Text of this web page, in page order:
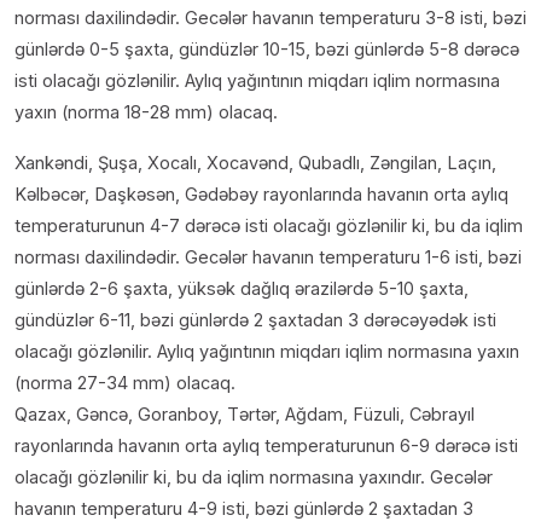
norması daxilindədir. Gecələr havanın temperaturu 3-8 isti, bəzi
günlərdə 0-5 şaxta, gündüzlər 10-15, bəzi günlərdə 5-8 dərəcə
isti olacağı gözlənilir. Aylıq yağıntının miqdarı iqlim normasına
yaxın (norma 18-28 mm) olacaq.
Xankəndi, Şuşa, Xocalı, Xocavənd, Qubadlı, Zəngilan, Laçın,
Kəlbəcər, Daşkəsən, Gədəbəy rayonlarında havanın orta aylıq
temperaturunun 4-7 dərəcə isti olacağı gözlənilir ki, bu da iqlim
norması daxilindədir. Gecələr havanın temperaturu 1-6 isti, bəzi
günlərdə 2-6 şaxta, yüksək dağlıq ərazilərdə 5-10 şaxta,
gündüzlər 6-11, bəzi günlərdə 2 şaxtadan 3 dərəcəyədək isti
olacağı gözlənilir. Aylıq yağıntının miqdarı iqlim normasına yaxın
(norma 27-34 mm) olacaq.
Qazax, Gəncə, Goranboy, Tərtər, Ağdam, Füzuli, Cəbrayıl
rayonlarında havanın orta aylıq temperaturunun 6-9 dərəcə isti
olacağı gözlənilir ki, bu da iqlim normasına yaxındır. Gecələr
havanın temperaturu 4-9 isti, bəzi günlərdə 2 şaxtadan 3